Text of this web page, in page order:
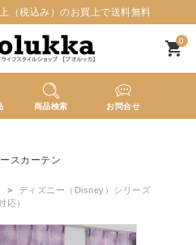
（税込み）のお買上で送料無料
0
shopping_cart
商品検索 お問合せ
会員登録
スカーテン
ディズニー（Disney）シリーズ
応）